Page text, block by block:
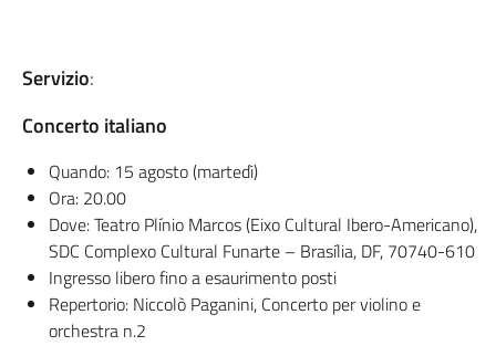
Servizio:
Concerto italiano
Quando: 15 agosto (martedì)
Ora: 20.00
Dove: Teatro Plínio Marcos (Eixo Cultural Ibero-Americano),
SDC Complexo Cultural Funarte – Brasília, DF, 70740-610
Ingresso libero fino a esaurimento posti
Repertorio: Niccolò Paganini, Concerto per violino e
orchestra n.2